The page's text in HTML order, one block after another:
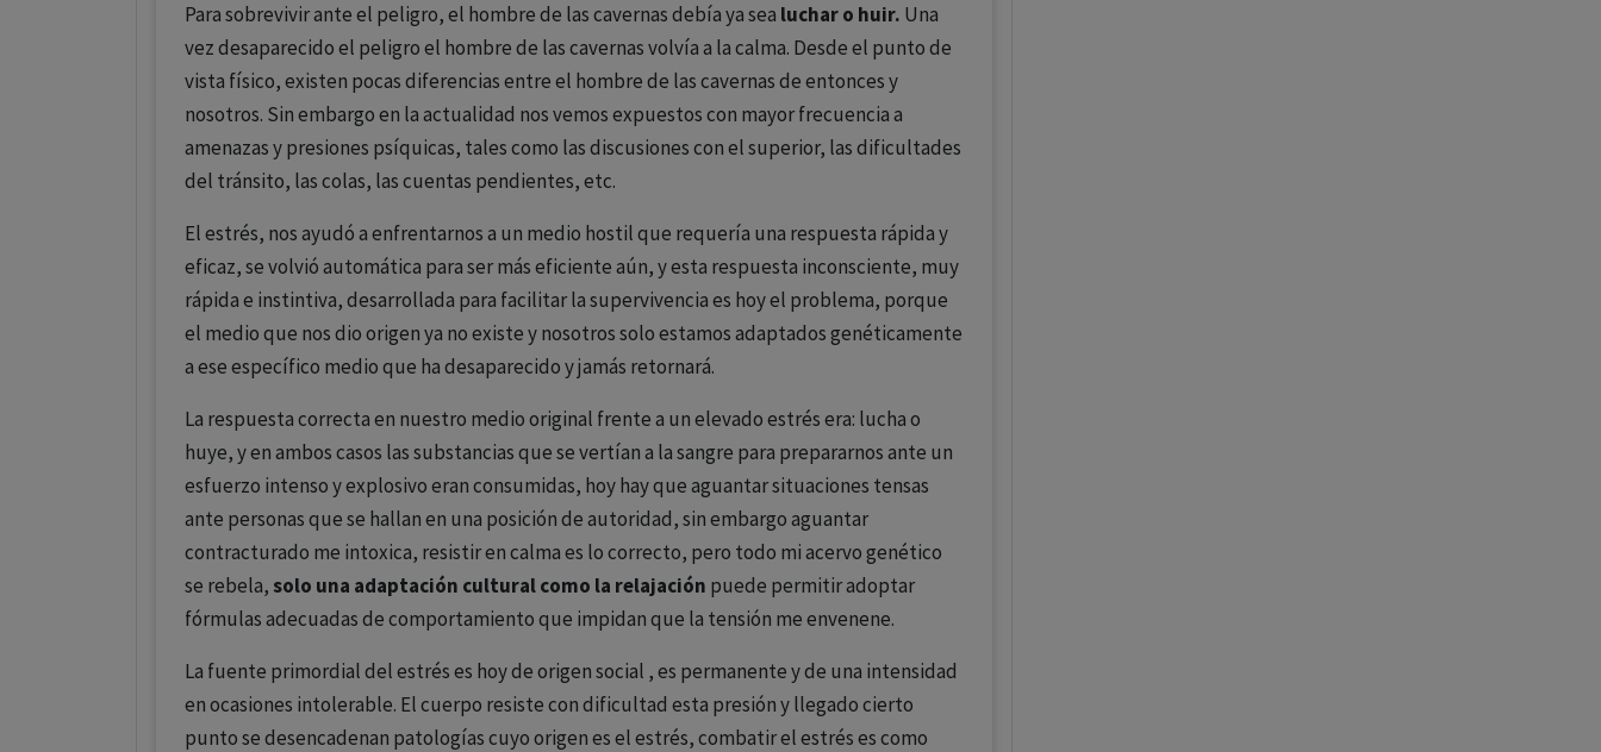
Para sobrevivir ante el peligro, el hombre de las cavernas debía ya sea luchar o huir. Una
vez desaparecido el peligro el hombre de las cavernas volvía a la calma. Desde el punto de
vista físico, existen pocas diferencias entre el hombre de las cavernas de entonces y
nosotros. Sin embargo en la actualidad nos vemos expuestos con mayor frecuencia a
amenazas y presiones psíquicas, tales como las discusiones con el superior, las dificultades
del tránsito, las colas, las cuentas pendientes, etc.
El estrés, nos ayudó a enfrentarnos a un medio hostil que requería una respuesta rápida y
eficaz, se volvió automática para ser más eficiente aún, y esta respuesta inconsciente, muy
rápida e instintiva, desarrollada para facilitar la supervivencia es hoy el problema, porque
el medio que nos dio origen ya no existe y nosotros solo estamos adaptados genéticamente
a ese específico medio que ha desaparecido y jamás retornará.
La respuesta correcta en nuestro medio original frente a un elevado estrés era: lucha o
huye, y en ambos casos las substancias que se vertían a la sangre para prepararnos ante un
esfuerzo intenso y explosivo eran consumidas, hoy hay que aguantar situaciones tensas
ante personas que se hallan en una posición de autoridad, sin embargo aguantar
contracturado me intoxica, resistir en calma es lo correcto, pero todo mi acervo genético
se rebela, solo una adaptación cultural como la relajación puede permitir adoptar
fórmulas adecuadas de comportamiento que impidan que la tensión me envenene.
La fuente primordial del estrés es hoy de origen social , es permanente y de una intensidad
en ocasiones intolerable. El cuerpo resiste con dificultad esta presión y llegado cierto
punto se desencadenan patologías cuyo origen es el estrés, combatir el estrés es como